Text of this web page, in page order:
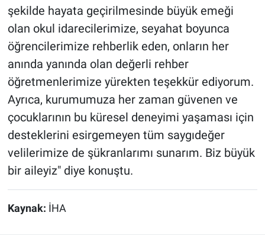
şekilde hayata geçirilmesinde büyük emeği
olan okul idarecilerimize, seyahat boyunca
öğrencilerimize rehberlik eden, onların her
anında yanında olan değerli rehber
öğretmenlerimize yürekten teşekkür ediyorum.
Ayrıca, kurumumuza her zaman güvenen ve
çocuklarının bu küresel deneyimi yaşaması için
desteklerini esirgemeyen tüm saygıdeğer
velilerimize de şükranlarımı sunarım. Biz büyük
bir aileyiz" diye konuştu.
Kaynak: İHA